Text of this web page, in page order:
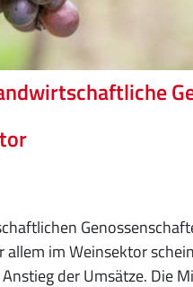
allem im Weinsektor
der Umsätze. Die